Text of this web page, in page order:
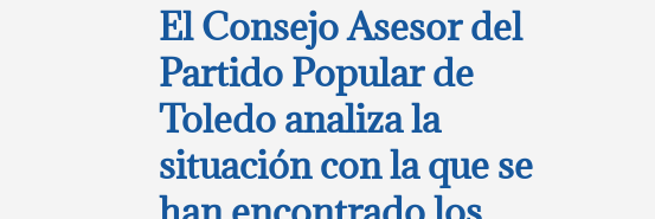
El Consejo Asesor del
Partido Popular de
Toledo analiza la
situación con la que se